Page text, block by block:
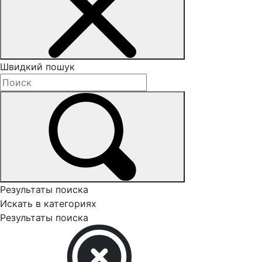
Швидкий пошук
Результаты поиска
Искать в категориях
Результаты поиска